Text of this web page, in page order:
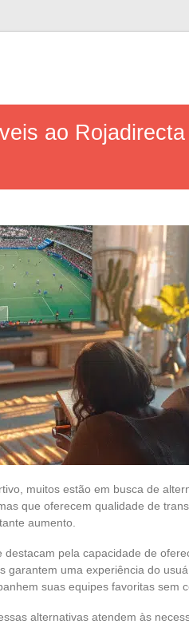
ao
muitos estão em busca de
que oferecem qualidade de
aumento.
pela capacidade de
garantem uma experiência do
suas equipes favoritas sem
alternativas atendem às